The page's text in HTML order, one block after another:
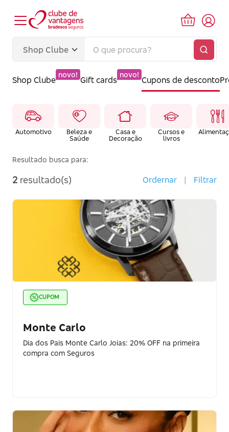
Shop Clube
novo!
Gift cards
novo!
Cupons de desconto
Automotivo
Beleza e
Saúde
Casa e
Decoração
Cursos e
livros
Resultado busca para:
2 resultado(s) Ordernar | Filtrar
CUPOM
Monte Carlo
Dia dos Pais Monte Carlo Joias: 20% OFF na primeira
compra com Seguros